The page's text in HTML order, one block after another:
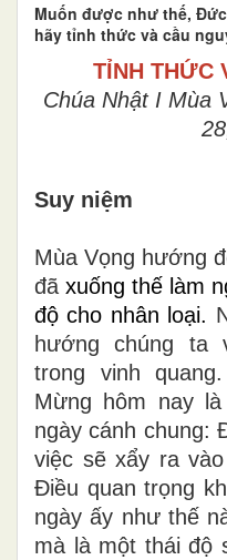
Muốn được như thế,
hãy tỉnh thức và cầu
TỈNH THỨC
Chúa Nhật I Mùa
Suy niệm
Mùa Vọng hướng
đã xuống thế làm
độ cho nhân loại.
hướng chúng ta
trong vinh quang.
Mừng hôm nay
ngày cánh chung:
việc sẽ xẩy ra
Điều quan trọng
ngày ấy như thế
mà là một thái độ